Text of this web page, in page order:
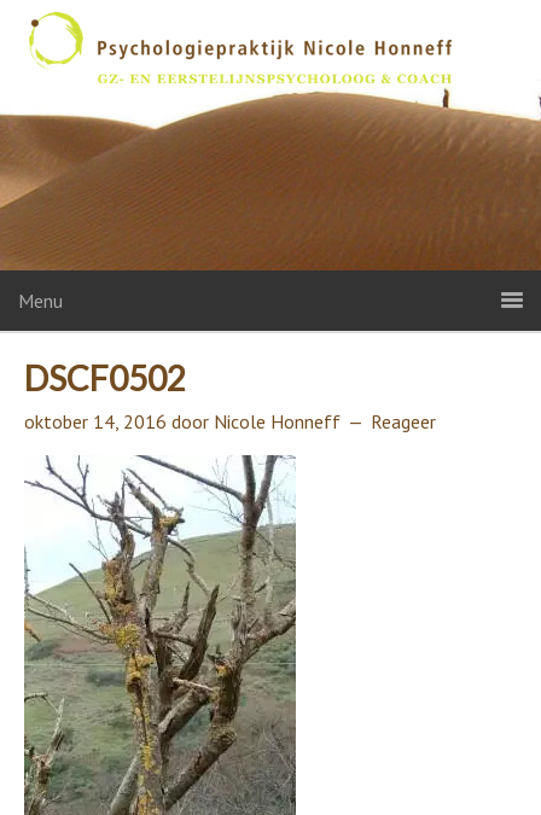
Menu
DSCF0502
oktober 14, 2016 door Nicole Honneff Reageer